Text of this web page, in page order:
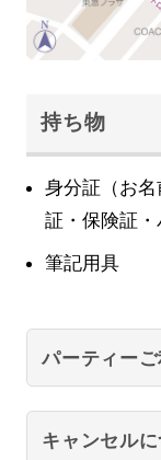
持ち物
身分証（お
証・保険証
筆記用具
パーティー
キャンセル